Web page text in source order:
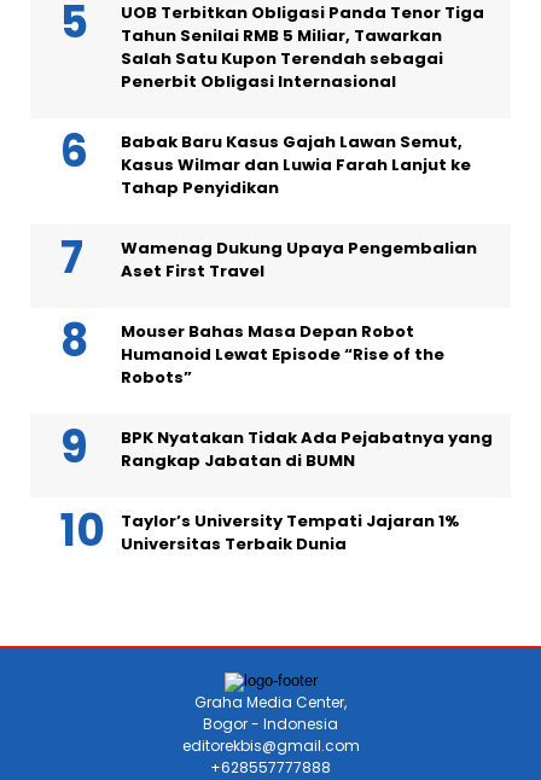
UOB Terbitkan Obligasi Panda Tenor Tiga
Tahun Senilai RMB 5 Miliar, Tawarkan
Salah Satu Kupon Terendah sebagai
Penerbit Obligasi Internasional
Babak Baru Kasus Gajah Lawan Semut,
Kasus Wilmar dan Luwia Farah Lanjut ke
Tahap Penyidikan
Wamenag Dukung Upaya Pengembalian
Aset First Travel
Mouser Bahas Masa Depan Robot
Humanoid Lewat Episode “Rise of the
Robots”
BPK Nyatakan Tidak Ada Pejabatnya yang
Rangkap Jabatan di BUMN
Taylor’s University Tempati Jajaran 1%
Universitas Terbaik Dunia
Graha Media Center,
Bogor - Indonesia
editorekbis@gmail.com
+628557777888